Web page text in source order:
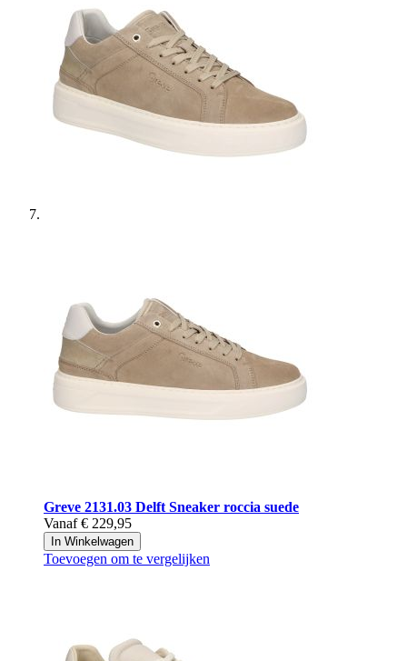
Greve 2131.03 Delft Sneaker roccia suede
Vanaf € 229,95
In Winkelwagen
Toevoegen om te vergelijken